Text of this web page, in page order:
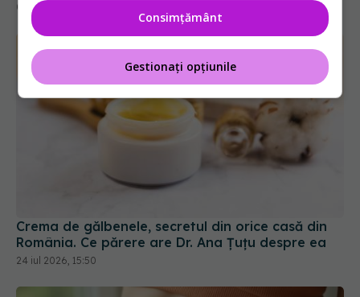
07 aug 2026, 11:03
Crema de gălbenele, secretul din orice casă din
România. Ce părere are Dr. Ana Țuțu despre ea
24 iul 2026, 15:50
Consimțământ
Gestionați opțiunile